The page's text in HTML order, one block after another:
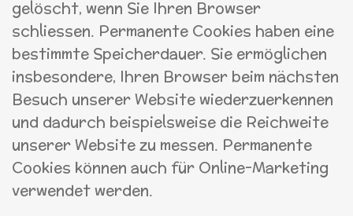
gelöscht, wenn Sie Ihren Browser
schliessen. Permanente Cookies haben eine
bestimmte Speicherdauer. Sie ermöglichen
insbesondere, Ihren Browser beim nächsten
Besuch unserer Website wiederzuerkennen
und dadurch beispielsweise die Reichweite
unserer Website zu messen. Permanente
Cookies können auch für Online-Marketing
verwendet werden.